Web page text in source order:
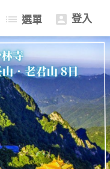
list 選單  登入